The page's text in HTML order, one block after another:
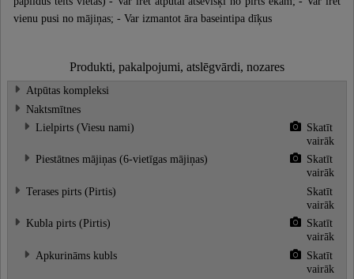
vienu pusi no mājiņas; - Var izmantot āra baseintipa dīķus
Produkti, pakalpojumi, atslēgvārdi, nozares
Atpūtas kompleksi
Naktsmītnes
Lielpirts (Viesu nami)
Skatīt
vairāk
Piestātnes mājiņas (6-vietīgas mājiņas)
Skatīt
vairāk
Terases pirts (Pirtis)
Skatīt
vairāk
Kubla pirts (Pirtis)
Skatīt
vairāk
Apkurināms kubls
Skatīt
vairāk